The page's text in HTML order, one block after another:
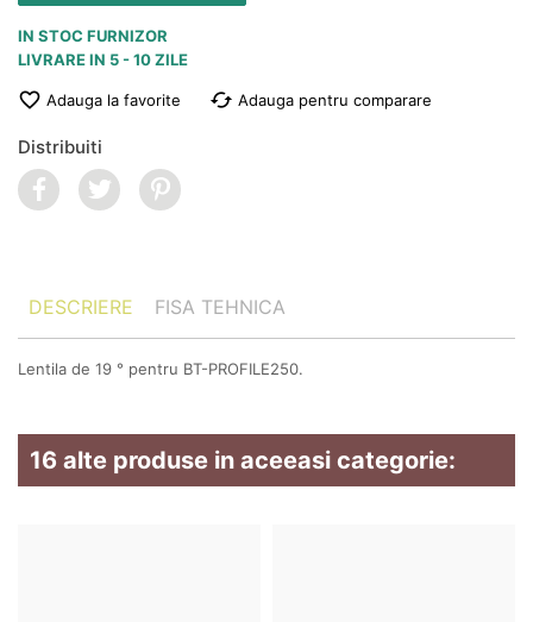
IN STOC FURNIZOR
LIVRARE IN 5 - 10 ZILE
 Adauga la favorite cached Adauga pentru comparare
Distribuiti
DESCRIERE FISA TEHNICA
Lentila de 19 ° pentru BT-PROFILE250.
16 alte produse in aceeasi categorie: